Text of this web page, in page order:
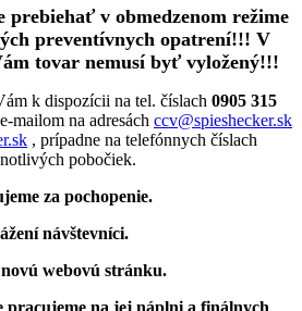
prebiehať v obmedzenom režime
preventívnych opatrení!!! V
tovar nemusí byť vyložený!!!
k dispozícii na tel. číslach 0905 315
mailom na adresách ccv@spieshecker.sk
, prípadne na telefónnych číslach
pobočiek.
za pochopenie.
návštevníci.
webovú stránku.